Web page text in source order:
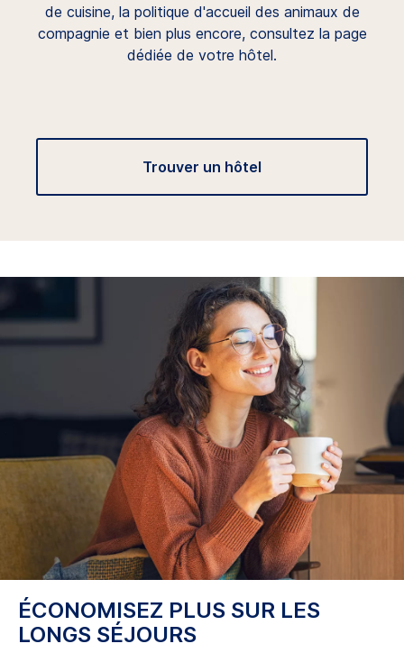
de cuisine, la politique d'accueil des animaux de
compagnie et bien plus encore, consultez la page
dédiée de votre hôtel.
Trouver un hôtel
ÉCONOMISEZ PLUS SUR LES
LONGS SÉJOURS